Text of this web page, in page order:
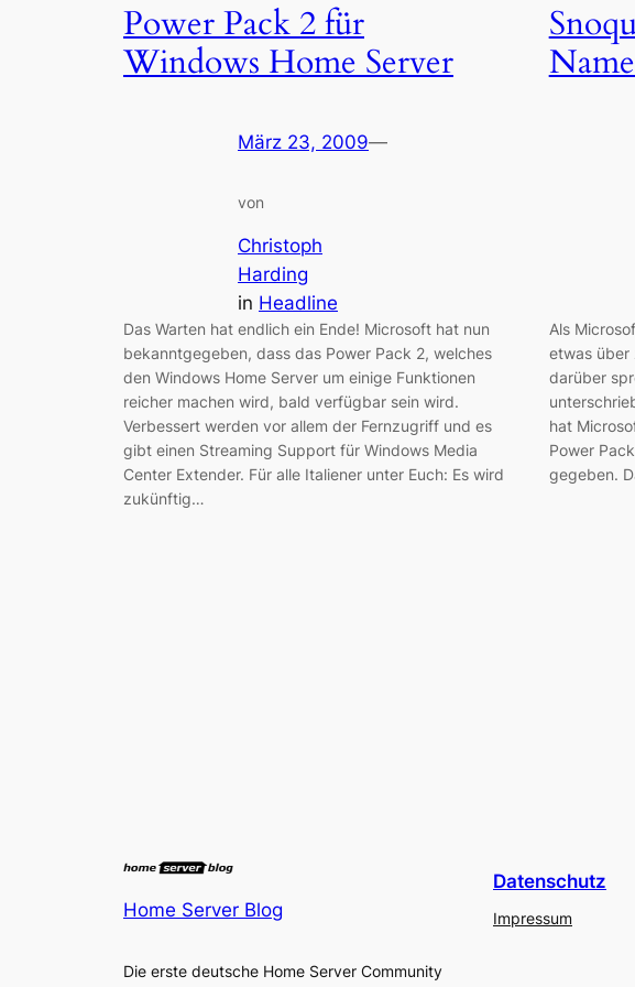
Power Pack 2 für
Windows Home Server
März 23, 2009—
von
Christoph
Harding
in Headline
Das Warten hat endlich ein Ende! Microsoft hat nun
bekanntgegeben, dass das Power Pack 2, welches
den Windows Home Server um einige Funktionen
reicher machen wird, bald verfügbar sein wird.
Verbessert werden vor allem der Fernzugriff und es
gibt einen Streaming Support für Windows Media
Center Extender. Für alle Italiener unter Euch: Es wird
zukünftig…
Als
etwas über
darüber
hat
Power
gegeben.
Home Server Blog
Die erste deutsche Home Server Community
Datenschutz
Impressum